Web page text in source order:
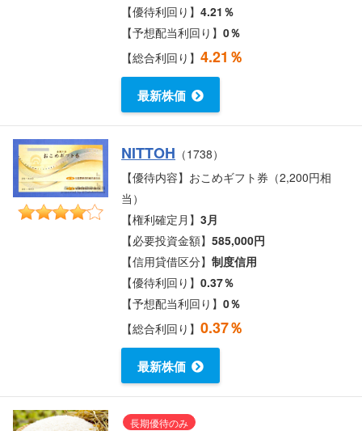
【優待利回り】4.21％
【予想配当利回り】0％
【総合利回り】4.21％
最新株価
NITTOH （1738）
【優待内容】おこめギフト券（2,200円相
当）
【権利確定月】3月
【必要投資金額】585,000円
【信用貸借区分】制度信用
【優待利回り】0.37％
【予想配当利回り】0％
【総合利回り】0.37％
最新株価
長期優待のみ